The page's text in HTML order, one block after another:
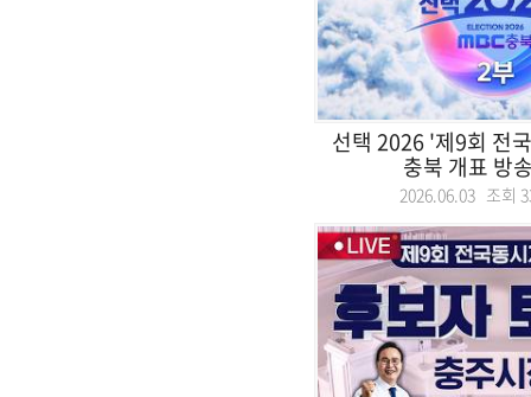
선택 2026 '제9회 전
충북 개표 방
2026.06.03 조회